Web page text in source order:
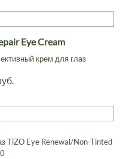
Eye Cream
крем для глаз
TiZO Eye Renewal/Non-Tinted